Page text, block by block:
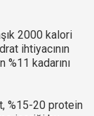
2000 kalori
ihtiyacının
%11 kadarını
%15-20 protein